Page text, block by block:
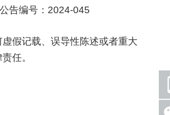
编号：2024-045
假记载、误导性陈述或者重大
任。